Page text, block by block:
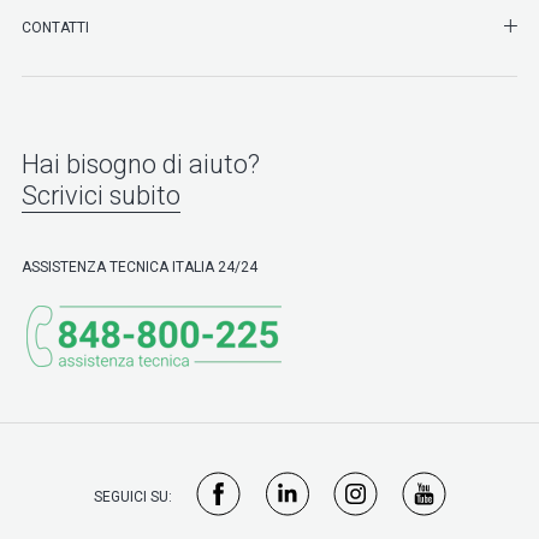
CONTATTI
Hai bisogno di aiuto?
Scrivici subito
ASSISTENZA TECNICA ITALIA 24/24
SEGUICI SU: